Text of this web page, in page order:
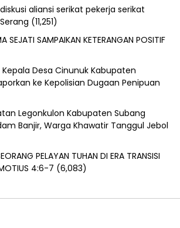
aliansi serikat pekerja serikat
(11,251)
SEJATI SAMPAIKAN KETERANGAN POSITIF
Desa Cinunuk Kabupaten
ke Kepolisian Dugaan Penipuan
Legonkulon Kabupaten Subang
Banjir, Warga Khawatir Tanggul Jebol
PELAYAN TUHAN DI ERA TRANSISI
4:6-7 (6,083)